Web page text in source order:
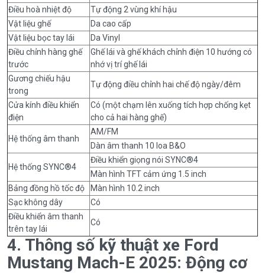
Điều hoà nhiệt độ
Tự động 2 vùng khí hậu
Vật liệu ghế
Da cao cấp
Vật liệu bọc tay lái
Da Vinyl
Điều chỉnh hàng ghế
trước
Ghế lái và ghế khách chỉnh điện 10 hướng có
nhớ vị trí ghế lái
Gương chiếu hậu
trong
Tự động điều chỉnh hai chế độ ngày/đêm
Cửa kính điều khiển
điện
Có (một chạm lên xuống tích hợp chống kẹt
cho cả hai hàng ghế)
Hệ thống âm thanh
AM/FM
Dàn âm thanh 10 loa B&O
Hệ thống SYNC®4
Điều khiển giọng nói SYNC®4
Màn hình TFT cảm ứng 1.5 inch
Bảng đồng hồ tốc độ
Màn hình 10.2 inch
Sạc không dây
Có
Điều khiển âm thanh
trên tay lái
Có
4. Thông số kỹ thuật xe Ford
Mustang Mach-E 2025: Động cơ